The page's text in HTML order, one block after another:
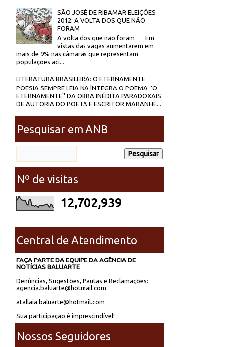
SÃO JOSÉ DE RIBAMAR ELEIÇÕES
2012: A VOLTA DOS QUE NÃO
FORAM
A volta dos que não foram Em
vistas das vagas aumentarem em
mais de 9% nas câmaras que representam
populações aci...
LITERATURA BRASILEIRA: O ETERNAMENTE
POESIA SEMPRE LEIA NA ÍNTEGRA O POEMA ''O
ETERNAMENTE'' DA OBRA INÉDITA PARADOXAIS
DE AUTORIA DO POETA E ESCRITOR MARANHE...
Pesquisar em ANB
Nº de visitas
12,702,939
Central de Atendimento
FAÇA PARTE DA EQUIPE DA AGÊNCIA DE
NOTÍCIAS BALUARTE
Denúncias, Sugestões, Pautas e Reclamações:
agencia.baluarte@hotmail.com
atallaia.baluarte@hotmail.com
Sua participação é imprescindível!
Nossos Seguidores